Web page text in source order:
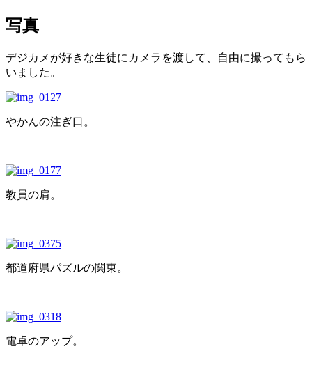
写真
デジカメが好きな生徒にカメラを渡して、自由に撮ってもら
いました。
やかんの注ぎ口。
教員の肩。
都道府県パズルの関東。
電卓のアップ。